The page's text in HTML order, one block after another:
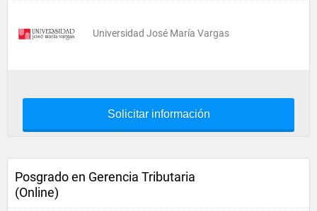
Universidad José María Vargas
Solicitar información
Posgrado en Gerencia Tributaria
(Online)